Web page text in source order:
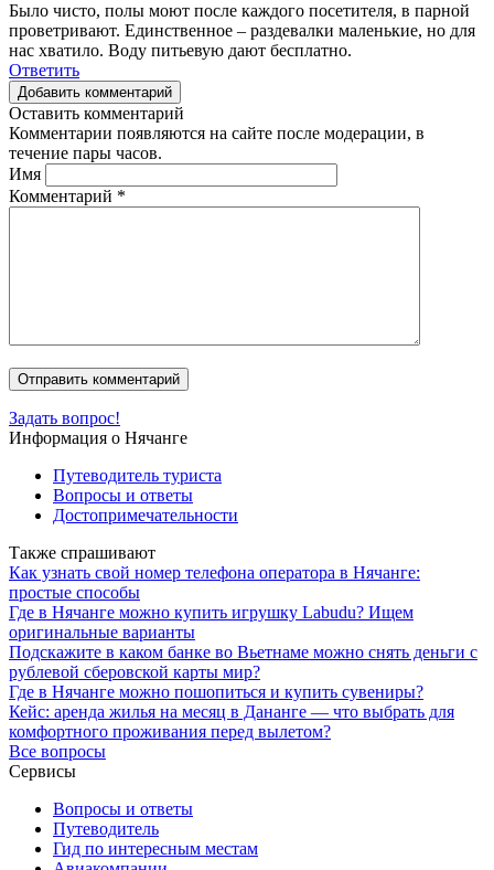
Было чисто, полы моют после каждого посетителя, в парной
проветривают. Единственное – раздевалки маленькие, но для
нас хватило. Воду питьевую дают бесплатно.
Ответить
Добавить комментарий
Оставить комментарий
Комментарии появляются на сайте после модерации, в
течение пары часов.
Имя
Комментарий *
Задать вопрос!
Информация о Нячанге
Путеводитель туриста
Вопросы и ответы
Достопримечательности
Также спрашивают
Как узнать свой номер телефона оператора в Нячанге:
простые способы
Где в Нячанге можно купить игрушку Labudu? Ищем
оригинальные варианты
Подскажите в каком банке во Вьетнаме можно снять деньги с
рублевой сберовской карты мир?
Где в Нячанге можно пошопиться и купить сувениры?
Кейс: аренда жилья на месяц в Дананге — что выбрать для
комфортного проживания перед вылетом?
Все вопросы
Сервисы
Вопросы и ответы
Путеводитель
Гид по интересным местам